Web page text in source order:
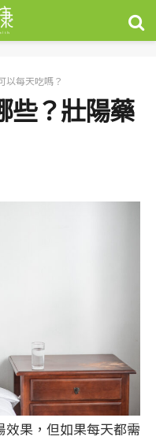
以每天吃嗎？
些？壯陽藥
果，但如果每天都需